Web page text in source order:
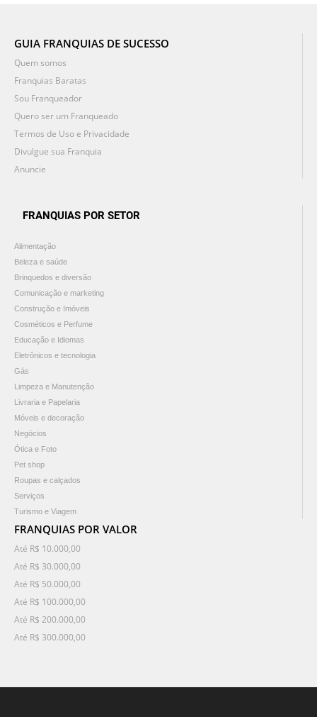
GUIA FRANQUIAS DE SUCESSO
Quem somos
Franquias Baratas
Sou Franqueador
Quero ser um Franqueado
Termos de Uso e Privacidade
Divulgue sua Franquia
Anuncie
FRANQUIAS POR SETOR
Alimentação
Beleza e saúde
Brinquedos e diversão
Comunicação e marketing
Construção e Imóveis
Cosméticos e Perfume
Educação e Idiomas
Eletrônicos e tecnologia
Gás
Limpeza e Manutenção
Livraria e Papelaria
Móveis e decoração
Negócios
Ótica e Foto
Pet shop
Roupas e calçados
Serviços
Turismo e Viagem
FRANQUIAS POR VALOR
Até R$ 10.000,00
Até R$ 30.000,00
Até R$ 50.000,00
Até R$ 100.000,00
Até R$ 200.000,00
Até R$ 300.000,00